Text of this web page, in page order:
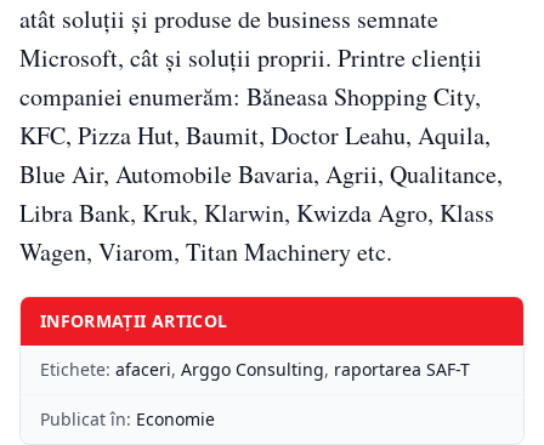
atât soluții și produse de business semnate
Microsoft, cât și soluții proprii. Printre clienții
companiei enumerăm: Băneasa Shopping City,
KFC, Pizza Hut, Baumit, Doctor Leahu, Aquila,
Blue Air, Automobile Bavaria, Agrii, Qualitance,
Libra Bank, Kruk, Klarwin, Kwizda Agro, Klass
Wagen, Viarom, Titan Machinery etc.
INFORMAȚII ARTICOL
Etichete: afaceri, Arggo Consulting, raportarea SAF-T
Publicat în: Economie